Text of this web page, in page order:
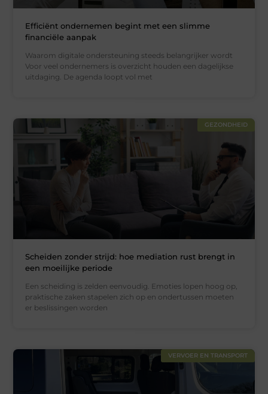
Efficiënt ondernemen begint met een slimme
financiële aanpak
Waarom digitale ondersteuning steeds belangrijker wordt
Voor veel ondernemers is overzicht houden een dagelijkse
uitdaging. De agenda loopt vol met
GEZONDHEID
Scheiden zonder strijd: hoe mediation rust brengt in
een moeilijke periode
Een scheiding is zelden eenvoudig. Emoties lopen hoog op,
praktische zaken stapelen zich op en ondertussen moeten
er beslissingen worden
VERVOER EN TRANSPORT